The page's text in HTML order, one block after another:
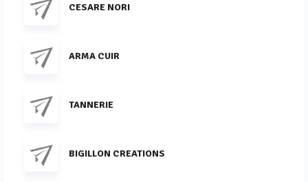
CESARE NORI
ARMA CUIR
TANNERIE
BIGILLON CREATIONS